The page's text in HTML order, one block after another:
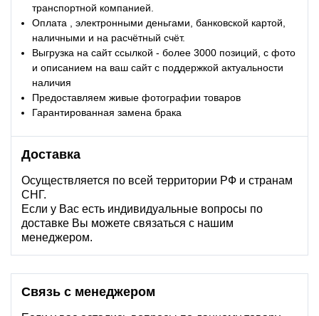
транспортной компанией.
Оплата , электронными деньгами, банковской картой,
наличными и на расчётный счёт.
Выгрузка на сайт ссылкой - более 3000 позиций, с фото
и описанием на ваш сайт с поддержкой актуальности
наличия
Предоставляем живые фотографии товаров
Гарантированная замена брака
Доставка
Осуществляется по всей территории РФ и странам
СНГ.
Если у Вас есть индивидуальные вопросы по
доставке Вы можете связаться с нашим
менеджером.
Связь с менеджером